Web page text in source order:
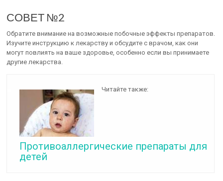
СОВЕТ №2
Обратите внимание на возможные побочные эффекты препаратов.
Изучите инструкцию к лекарству и обсудите с врачом, как они
могут повлиять на ваше здоровье, особенно если вы принимаете
другие лекарства.
Читайте также:
Противоаллергические препараты для
детей